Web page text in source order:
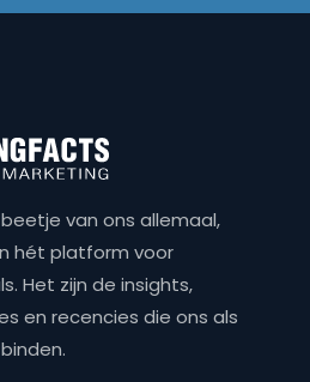
van ons allemaal,
hét platform voor
Het zijn de insights,
en recencies die ons als